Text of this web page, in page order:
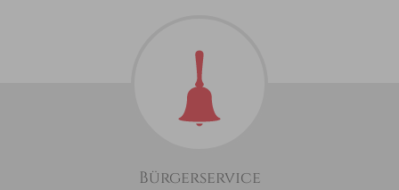
Bürgerservice